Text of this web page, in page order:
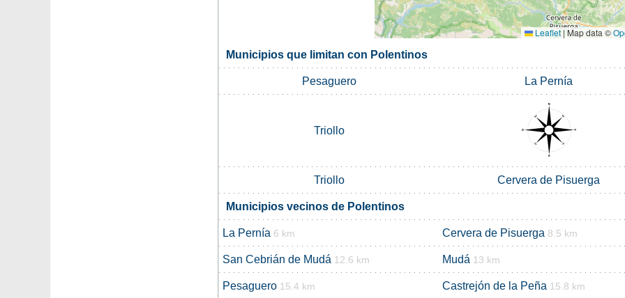
Leaflet |Map data ©
Municipios que limitan con Polentinos
Pesaguero La Pernía
Triollo
Triollo Cervera de Pisuerga
Municipios vecinos de Polentinos
La Pernía 6 km Cervera de Pisuerga 8.5 km
San Cebrián de Mudá 12.6 km Mudá 13 km
Pesaguero 15.4 km Castrejón de la Peña 15.8 km